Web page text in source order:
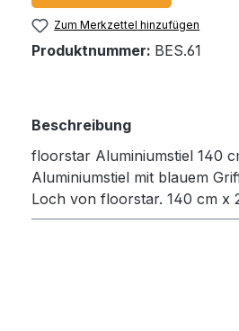
Zum Merkzettel hinzufügen
Produktnummer: BES.61
Beschreibung
floorstar Aluminiumstiel 140
Aluminiumstiel mit blauem
Loch von floorstar. 140 cm x